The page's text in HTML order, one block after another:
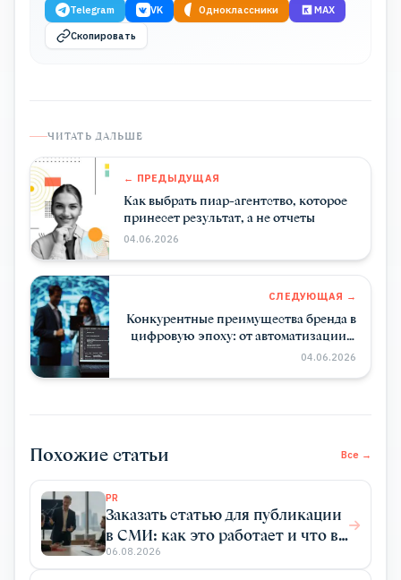
Telegram VK Одноклассники MAX
Скопировать
ЧИТАТЬ ДАЛЬШЕ
← ПРЕДЫДУЩАЯ
Как выбрать пиар-агентство, которое
принесет результат, а не отчеты
04.06.2026
СЛЕДУЮЩАЯ →
Конкурентные преимущества бренда в
цифровую эпоху: от автоматизации к
искусственному интеллекту
04.06.2026
Похожие статьи Все →
PR
Заказать статью для публикации
в СМИ: как это работает и что вы
получаете
06.08.2026